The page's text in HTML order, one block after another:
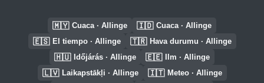
🇲🇾 Cuaca · Allinge 🇮🇩 Cuaca · Allinge
🇪🇸 El tiempo · Allinge 🇹🇷 Hava durumu · Allinge
🇭🇺 Időjárás · Allinge 🇪🇪 Ilm · Allinge
🇱🇻 Laikapstākļi · Allinge 🇮🇹 Meteo · Allinge